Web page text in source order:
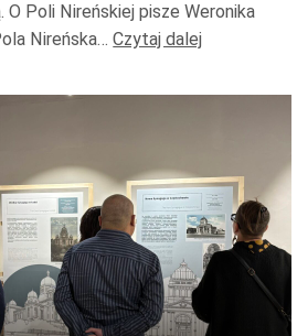
lub
O Poli Nireńskiej pisze Weronika
Nireńska…Czytaj dalej